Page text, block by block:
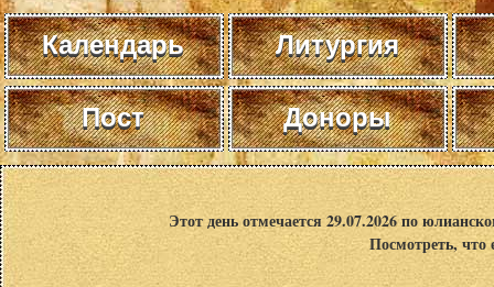
Календарь Литургия
Пост Доноры
Этот день отмечается 29.07.2026 по
Посмотреть,